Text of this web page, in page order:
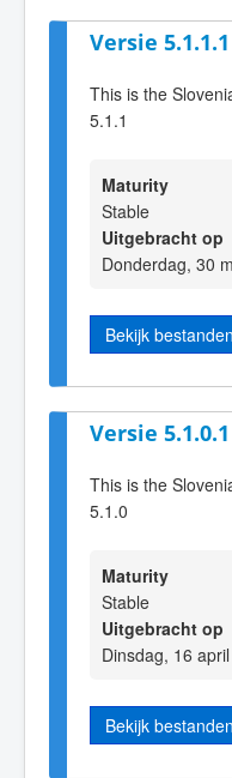
Versie 5.1.1.1
This is the
5.1.1
Maturity
Stable
Uitgebracht op
Donderdag, 30
Bekijk bestanden
Versie 5.1.0.1
This is the
5.1.0
Maturity
Stable
Uitgebracht op
Dinsdag, 16
Bekijk bestanden